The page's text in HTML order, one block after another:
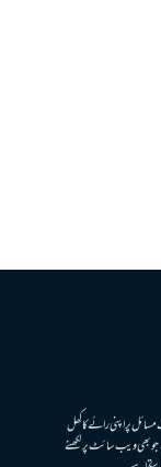
پر اپنی رائے کا کھل
بھی ویب سائٹ پر لکھنے